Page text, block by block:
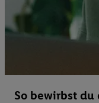
So bewirbst du